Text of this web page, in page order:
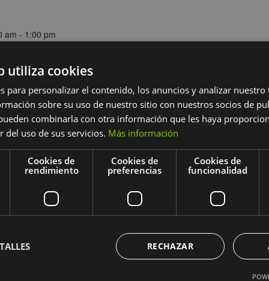
am - 1:00 pm
DEL TORREVILANO? ¡PUES ALLÍ NOS VEMOS!
manera de acabar el curso que participando en
barrio que organiza el Colegio Torrevilano
10...
pm -7:00 pm
EMMA’S a Parquesur
especial hemos preparado un taller bilingüe
REAL ABRACADABRA”. ¿Serás capaz de
mago o una magnífica hechicera? Nosotros te
del primer mago que existió,
utiliza cookies
para personalizar el contenido, los anuncios y analizar
sobre su uso de nuestro sitio con nuestros socios de
combinarla con otra información que les haya
del uso de sus servicios. Más información
Cookies de
rendimiento
Cookies de
preferencias
Cookies de
funcionalidad
RECHAZAR